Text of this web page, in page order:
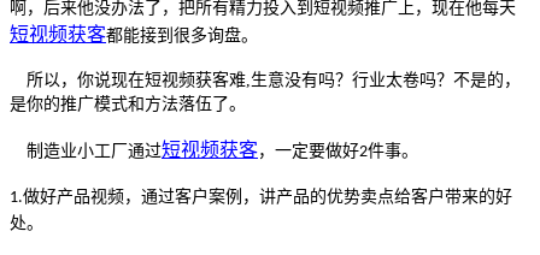
啊，后来他没办法了，把所有精力投入到短视频推广上，现在他每天
短视频获客都能接到很多询盘。
所以，你说现在短视频获客难,生意没有吗？行业太卷吗？不是的，
是你的推广模式和方法落伍了。
制造业小工厂通过短视频获客，一定要做好2件事。
1.做好产品视频，通过客户案例，讲产品的优势卖点给客户带来的好
处。